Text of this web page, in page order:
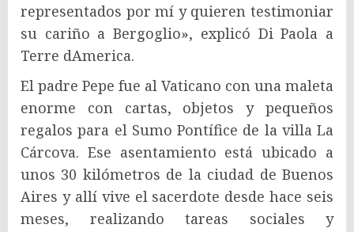
representados por mí y quieren testimoniar
su cariño a Bergoglio», explicó Di Paola a
Terre dAmerica.
El padre Pepe fue al Vaticano con una maleta
enorme con cartas, objetos y pequeños
regalos para el Sumo Pontífice de la villa La
Cárcova. Ese asentamiento está ubicado a
unos 30 kilómetros de la ciudad de Buenos
Aires y allí vive el sacerdote desde hace seis
meses, realizando tareas sociales y